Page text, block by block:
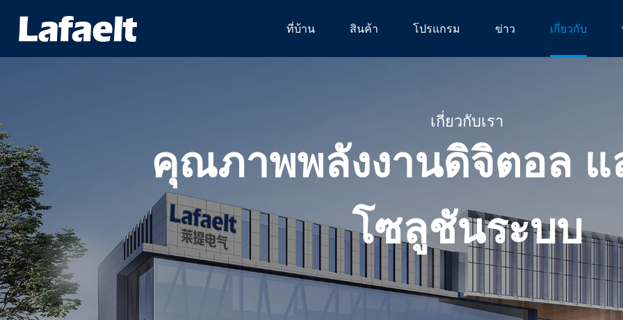
ที่บ้าน สินค้า โปรแกรม ข่าว เกี่ยวกับ
เกี่ยวกับเรา
คุณภาพพลังงานดิจิตอล แ
โซลูชันระบบ